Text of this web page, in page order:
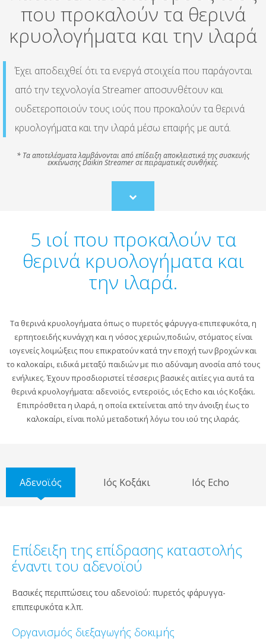
που προκαλούν τα θερινά
κρυολογήματα και την ιλαρά
Έχει αποδειχθεί ότι τα ενεργά στοιχεία που παράγονται
από την τεχνολογία Streamer αποσυνθέτουν και
ουδετεροποιούν τους ιούς που προκαλούν τα θερινά
κρυολογήματα και την ιλαρά μέσω επαφής με αυτά.
* Τα αποτελέσματα λαμβάνονται από επίδειξη αποκλειστικά της συσκευής
εκκένωσης Daikin Streamer σε πειραματικές συνθήκες.
Scroll
to
5 ιοί που προκαλούν τα
θερινά κρυολογήματα και
την ιλαρά.
Τα θερινά κρυολογήματα όπως ο πυρετός φάρυγγα-επιπεφυκότα, η
ερπητοειδής κυνάγχη και η νόσος χεριών,ποδιών, στόματος είναι
ιογενείς λοιμώξεις που επικρατούν κατά την εποχή των βροχών και
το καλοκαίρι, ειδικά μεταξύ παιδιών με πιο αδύναμη ανοσία από τους
ενήλικες. Έχουν προσδιοριστεί τέσσερις βασικές αιτίες για αυτά τα
θερινά κρυολογήματα: αδενοϊός, εντεροϊός, ιός Echo και ιός Κοξάκι.
Επιπρόσθετα η ιλαρά, η οποία εκτείνεται από την άνοιξη έως το
καλοκαίρι, είναι πολύ μεταδοτική λόγω του ιού της ιλαράς.
Αδενοϊός Ιός Κοξάκι Ιός Echo
Επίδειξη της επίδρασης καταστολής
έναντι του αδενοϊού
Βασικές περιπτώσεις του αδενοϊού: πυρετός φάρυγγα-
επιπεφυκότα κ.λπ.
Οργανισμός διεξαγωγής δοκιμής